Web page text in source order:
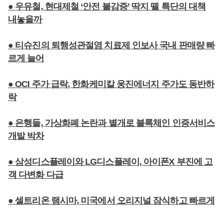
● 우유철, 현대제철 ‘안전 불감증’ 딱지 뗄 특단의 대책
내놓을까
● 티슈진의 퇴행성관절염 치료제 인보사 국내 판매량 빠
르게 늘어
● OCI 주가 급락, 한화케미칼 웅진에너지 주가도 동반하
락
● 은행들, 가상화폐 논란과 별개로 블록체인 인증서비스
개발 박차
● 삼성디스플레이와 LG디스플레이, 아이폰X 부진에 고
객 다변화 다급
● 셀트리온 램시마, 미국에서 오리지널 잠식하고 빠르게